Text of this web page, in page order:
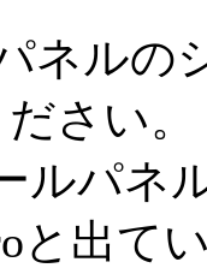
ネルの
さい。
ルパネ
と出て